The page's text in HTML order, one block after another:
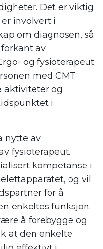
Det er viktig
involvert i
om diagnosen, så
av
og fysioterapeut
med CMT
aktiviteter og
i
nytte av
fysioterapeut.
kompetanse i
og vil
for å
enkeltes funksjon.
å forebygge og
at den enkelte